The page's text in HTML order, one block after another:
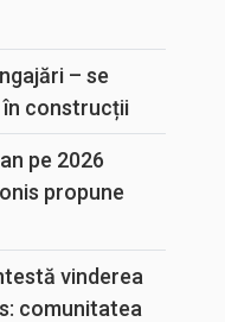
– se
construcții
pe 2026
propune
vinderea
comunitatea